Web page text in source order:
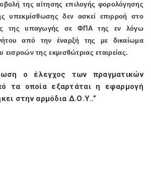
της αίτησης επιλογής φορολόγησης
υπεκμίσθωσης δεν ασκεί επιρροή στο
της υπαγωγής σε ΦΠΑ της εν λόγω
από την έναρξή της με δικαίωμα
της εκμισθώτριας εταιρείας.
ο έλεγχος των πραγματικών
τα οποία εξαρτάται η εφαρμογή
στην αρμόδια Δ.Ο.Υ..”